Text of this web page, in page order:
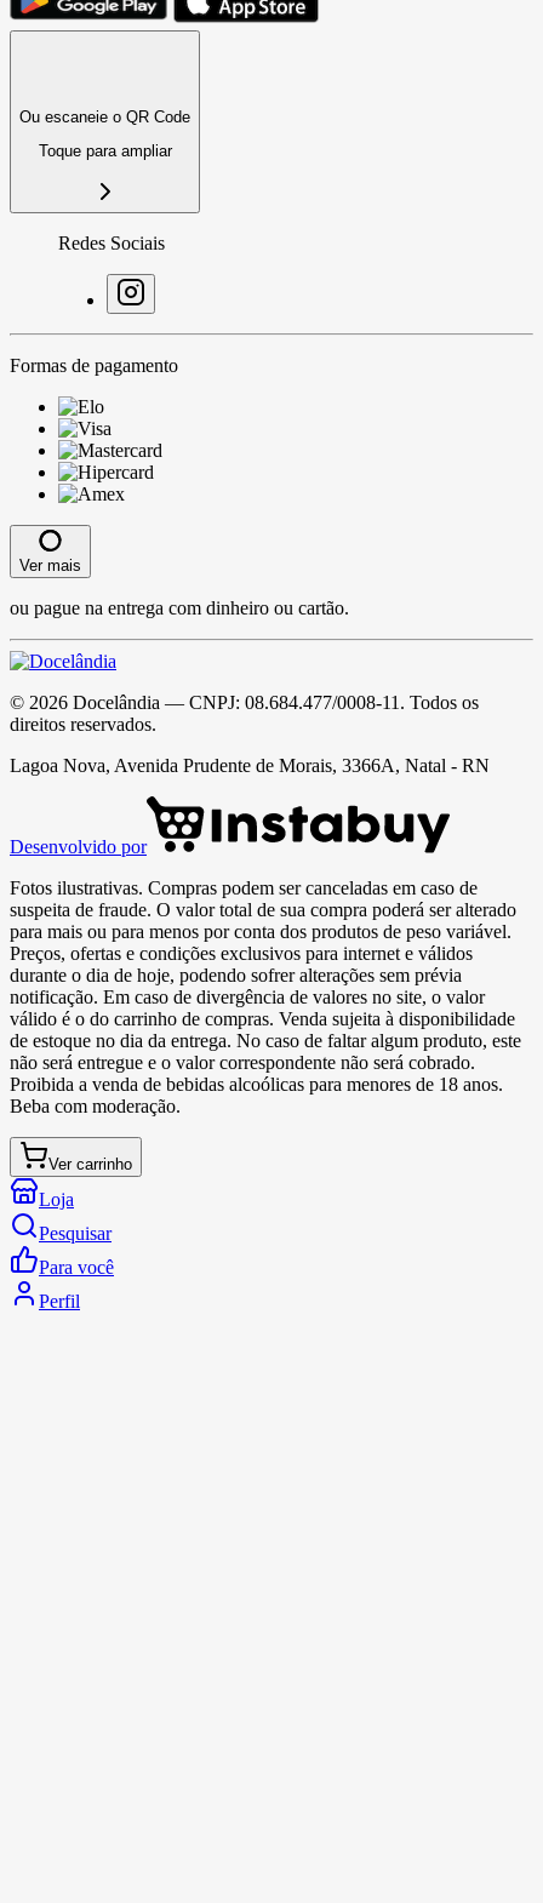
Ou escaneie o QR Code
Toque para ampliar
Redes Sociais
Formas de pagamento
Ver mais
ou pague na entrega com dinheiro ou cartão.
© 2026 Docelândia — CNPJ: 08.684.477/0008-11 . Todos os
direitos reservados.
Lagoa Nova, Avenida Prudente de Morais, 3366A, Natal - RN
Desenvolvido por
Fotos ilustrativas. Compras podem ser canceladas em caso de
suspeita de fraude. O valor total de sua compra poderá ser alterado
para mais ou para menos por conta dos produtos de peso variável.
Preços, ofertas e condições exclusivos para internet e válidos
durante o dia de hoje, podendo sofrer alterações sem prévia
notificação. Em caso de divergência de valores no site, o valor
válido é o do carrinho de compras. Venda sujeita à disponibilidade
de estoque no dia da entrega. No caso de faltar algum produto, este
não será entregue e o valor correspondente não será cobrado.
Proibida a venda de bebidas alcoólicas para menores de 18 anos.
Beba com moderação.
Ver carrinho
Loja
Pesquisar
Para você
Perfil